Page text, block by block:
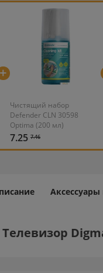
+
Чистящий набор
Defender CLN 30598
Optima (200 мл)
7.25 7.46